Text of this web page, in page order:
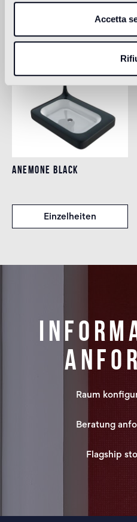
Accetta
Prodotti Correlati
ANEMONE BLACK
Einzelheiten
Raum
Beratung
Flagship